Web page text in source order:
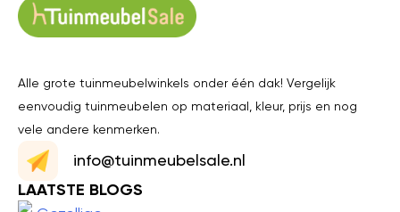
Alle grote tuinmeubelwinkels onder één dak! Vergelijk
eenvoudig tuinmeubelen op materiaal, kleur, prijs en nog
vele andere kenmerken.
info@tuinmeubelsale.nl
LAATSTE BLOGS